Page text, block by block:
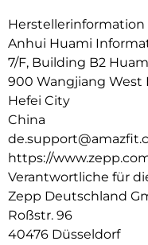
Herstellerinformation
Anhui Huami
7/F, Building B2
900 Wangjiang West
Hefei City
China
https://
Verantwortliche für
Zepp Deutschland
Roßstr. 96
40476 Düsseldorf